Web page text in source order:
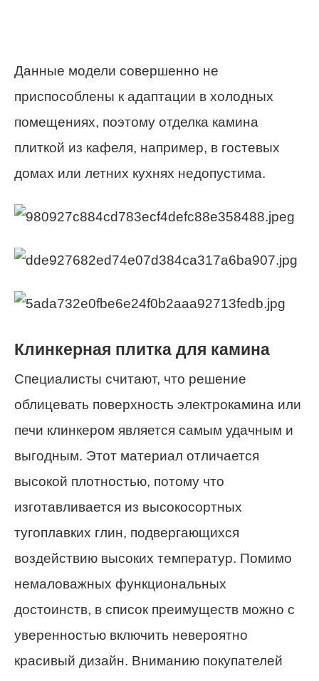
Данные модели совершенно не
приспособлены к адаптации в холодных
помещениях, поэтому отделка камина
плиткой из кафеля, например, в гостевых
домах или летних кухнях недопустима.
Клинкерная плитка для камина
Специалисты считают, что решение
облицевать поверхность электрокамина или
печи клинкером является самым удачным и
выгодным. Этот материал отличается
высокой плотностью, потому что
изготавливается из высокосортных
тугоплавких глин, подвергающихся
воздействию высоких температур. Помимо
немаловажных функциональных
достоинств, в список преимуществ можно с
уверенностью включить невероятно
красивый дизайн. Вниманию покупателей